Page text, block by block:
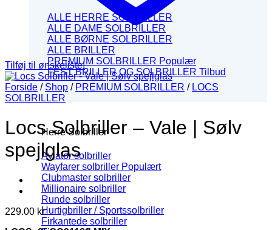
ALLE HERRE SOLBRILLER
ALLE DAME SOLBRILLER
ALLE BØRNE SOLBRILLER
ALLE BRILLER
PREMIUM SOLBRILLER
FEST BRILLER OG SOLBRILLER
Herre Solbriller
Aviator solbriller
Wayfarer solbriller
Clubmaster solbriller
Millionaire solbriller
Runde solbriller
Hurtigbriller / Sportssolbriller
Firkantede solbriller
Tilføj til ønskeliste!
Forside / Shop / PREMIUM SOLBRILLER / LOCS
SOLBRILLER
Locs Solbriller – Vale | Sølv
spejlglas
229.00 kr.